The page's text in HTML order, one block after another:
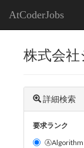
AtCoderJobs
株式会社
詳細検索
要求ランク
ⒶAlgorithm